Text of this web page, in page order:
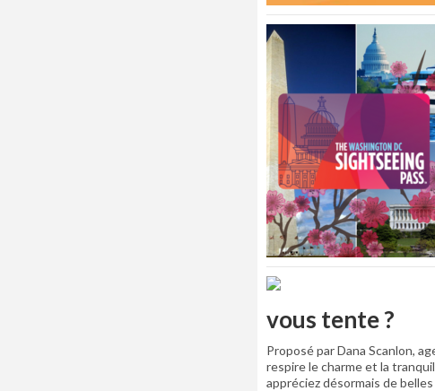
vous tente ?
Proposé par Dana Scanlon,
respire le charme et la
appréciez désormais de